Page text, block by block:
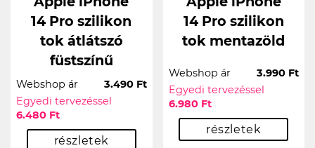
14 Pro szilikon
tok átlátszó
füstszínű
Webshop ár
3.490 Ft
Egyedi tervezéssel
6.480 Ft
részletek
14 Pro szilikon
tok mentazöld
Webshop ár
3.990 Ft
Egyedi tervezéssel
6.980 Ft
részletek